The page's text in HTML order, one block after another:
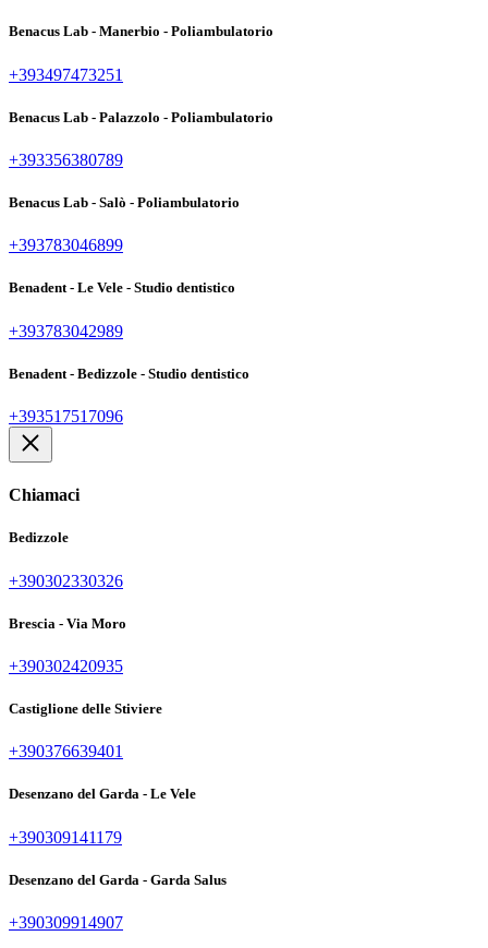
Benacus Lab - Manerbio - Poliambulatorio
+393497473251
Benacus Lab - Palazzolo - Poliambulatorio
+393356380789
Benacus Lab - Salò - Poliambulatorio
+393783046899
Benadent - Le Vele - Studio dentistico
+393783042989
Benadent - Bedizzole - Studio dentistico
+393517517096
Chiamaci
Bedizzole
+390302330326
Brescia - Via Moro
+390302420935
Castiglione delle Stiviere
+390376639401
Desenzano del Garda - Le Vele
+390309141179
Desenzano del Garda - Garda Salus
+390309914907